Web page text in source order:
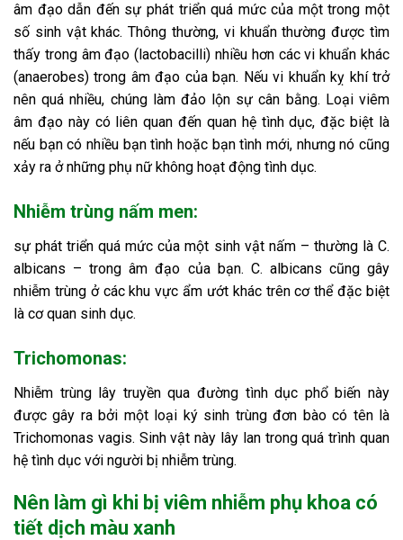
âm đạo dẫn đến sự phát triển quá mức của một trong một
số sinh vật khác. Thông thường, vi khuẩn thường được tìm
thấy trong âm đạo (lactobacilli) nhiều hơn các vi khuẩn khác
(anaerobes) trong âm đạo của bạn. Nếu vi khuẩn kỵ khí trở
nên quá nhiều, chúng làm đảo lộn sự cân bằng. Loại viêm
âm đạo này có liên quan đến quan hệ tình dục, đặc biệt là
nếu bạn có nhiều bạn tình hoặc bạn tình mới, nhưng nó cũng
xảy ra ở những phụ nữ không hoạt động tình dục.
Nhiễm trùng nấm men:
sự phát triển quá mức của một sinh vật nấm – thường là C.
albicans – trong âm đạo của bạn. C. albicans cũng gây
nhiễm trùng ở các khu vực ẩm ướt khác trên cơ thể đặc biệt
là cơ quan sinh dục.
Trichomonas:
Nhiễm trùng lây truyền qua đường tình dục phổ biến này
được gây ra bởi một loại ký sinh trùng đơn bào có tên là
Trichomonas vagis. Sinh vật này lây lan trong quá trình quan
hệ tình dục với người bị nhiễm trùng.
Nên làm gì khi bị viêm nhiễm phụ khoa có
tiết dịch màu xanh